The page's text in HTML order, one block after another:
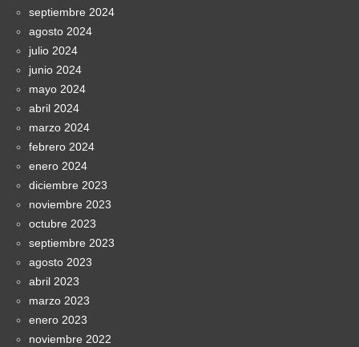
septiembre 2024
agosto 2024
julio 2024
junio 2024
mayo 2024
abril 2024
marzo 2024
febrero 2024
enero 2024
diciembre 2023
noviembre 2023
octubre 2023
septiembre 2023
agosto 2023
abril 2023
marzo 2023
enero 2023
noviembre 2022